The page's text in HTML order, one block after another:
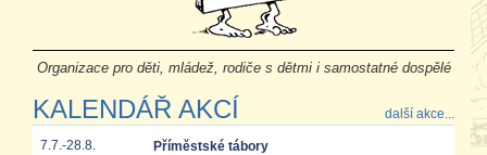
Organizace pro děti, mládež, rodiče s dětmi i samostatné dospělé
KALENDÁŘ AKCÍ další akce...
7.7.-28.8.
Příměstské tábory